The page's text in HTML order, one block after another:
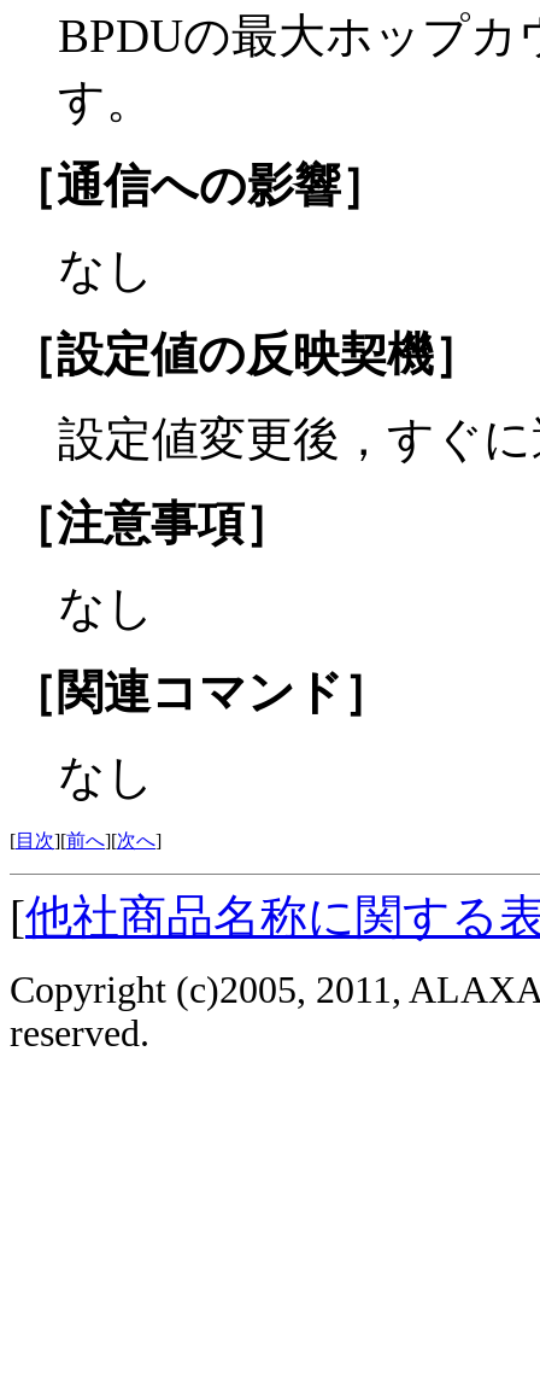
BPDUの最大ホップ
す。
［通信への影響］
なし
［設定値の反映契機］
設定値変更後，すぐ
［注意事項］
なし
［関連コマンド］
なし
[目次][前へ][次へ]
[他社商品名称に関する
Copyright (c)2005, 2011,
reserved.